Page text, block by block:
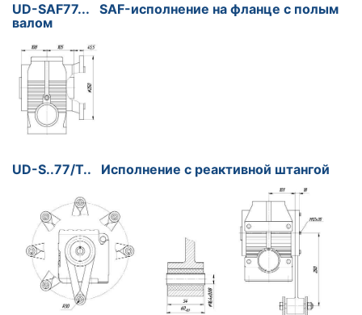
UD-SAF77... SAF-исполнение на фланце с полым
валом
UD-S..77/T.. Исполнение с реактивной штангой